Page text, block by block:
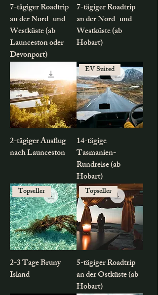
7-tägiger Roadtrip
an der Nord- und
Westküste (ab
Launceston oder
Devonport)
7-tägiger Roadtrip
an der Nord- und
Westküste (ab
Hobart)
2-tägiger Ausflug
nach Launceston
EV Suited
14-tägige
Tasmanien-
Rundreise (ab
Hobart)
Topseller
2-3 Tage Bruny
Island
Topseller
5-tägiger Roadtrip
an der Ostküste (ab
Hobart)